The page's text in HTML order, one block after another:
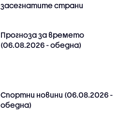
засегнатите страни
Прогноза за времето
(06.08.2026 - обедна)
Спортни новини (06.08.2026 -
обедна)